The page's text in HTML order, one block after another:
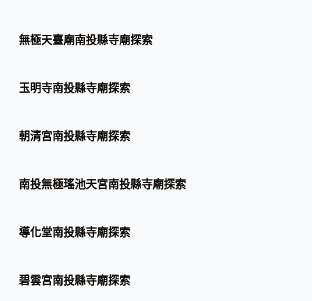
無極天臺廟南投縣寺廟探索
玉明寺南投縣寺廟探索
朝清宮南投縣寺廟探索
南投無極瑤池天宮南投縣寺廟探索
導化堂南投縣寺廟探索
碧雲宮南投縣寺廟探索